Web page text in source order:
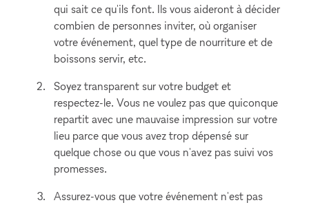
qui sait ce qu'ils font. Ils vous aideront à décider
combien de personnes inviter, où organiser
votre événement, quel type de nourriture et de
boissons servir, etc.
Soyez transparent sur votre budget et
respectez-le. Vous ne voulez pas que quiconque
repartit avec une mauvaise impression sur votre
lieu parce que vous avez trop dépensé sur
quelque chose ou que vous n'avez pas suivi vos
promesses.
Assurez-vous que votre événement n'est pas